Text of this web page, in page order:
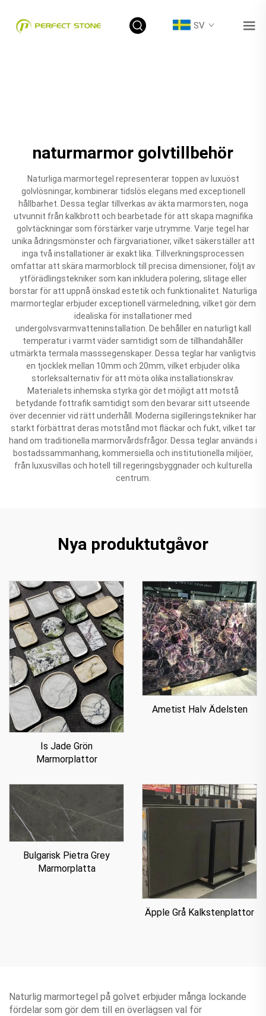
SV
naturmarmor golvtillbehör
Naturliga marmortegel representerar toppen av luxuöst
golvlösningar, kombinerar tidslös elegans med exceptionell
hållbarhet. Dessa teglar tillverkas av äkta marmorsten, noga
utvunnit från kalkbrott och bearbetade för att skapa magnifika
golvtäckningar som förstärker varje utrymme. Varje tegel har
unika ådringsmönster och färgvariationer, vilket säkerställer att
inga två installationer är exakt lika. Tillverkningsprocessen
omfattar att skära marmorblock till precisa dimensioner, följt av
ytförädlingstekniker som kan inkludera polering, slitage eller
borstar för att uppnå önskad estetik och funktionalitet. Naturliga
marmorteglar erbjuder exceptionell värmeledning, vilket gör dem
idealiska för installationer med
undergolvsvarmvatteninstallation. De behåller en naturligt kall
temperatur i varmt väder samtidigt som de tillhandahåller
utmärkta termala masssegenskaper. Dessa teglar har vanligtvis
en tjocklek mellan 10mm och 20mm, vilket erbjuder olika
storleksalternativ för att möta olika installationskrav.
Materialets inhemska styrka gör det möjligt att motstå
betydande fottrafik samtidigt som den bevarar sitt utseende
över decennier vid rätt underhåll. Moderna sigilleringstekniker har
starkt förbättrat deras motstånd mot fläckar och fukt, vilket tar
hand om traditionella marmorvårdsfrågor. Dessa teglar används i
bostadssammanhang, kommersiella och institutionella miljöer,
från luxusvillas och hotell till regeringsbyggnader och kulturella
centrum.
Nya produktutgåvor
Is Jade Grön
Marmorplattor
Ametist Halv Ädelsten
Bulgarisk Pietra Grey
Marmorplatta
Äpple Grå Kalkstenplattor
Naturlig marmortegel på golvet erbjuder många lockande
fördelar som gör dem till en överlägsen val för